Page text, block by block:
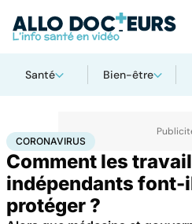
Santé Bien-être
AccueilSantéMaladies Coronavirus
CORONAVIRUS
Comment les
indépendants font-
protéger ?